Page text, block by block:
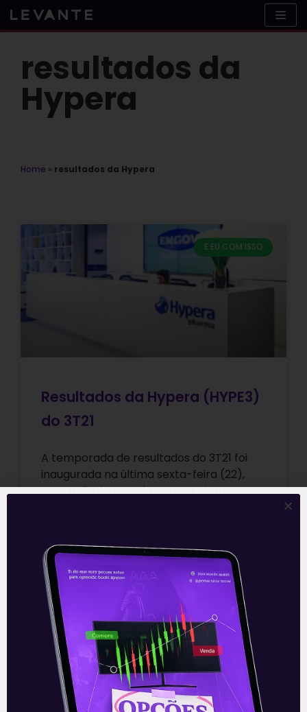
Skip
to
resultados da
Hypera
Home » resultados da Hypera
E EU COM ISSO
Resultados da Hypera (HYPE3)
do 3T21
A temporada de resultados do 3T21 foi
inaugurada na última sexta-feira (22),
com a divulgação da Hypera Pharma
Leia mais
25/10/2021
E EU COM ISSO